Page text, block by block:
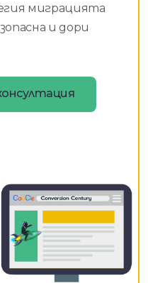
миграцията
и дори